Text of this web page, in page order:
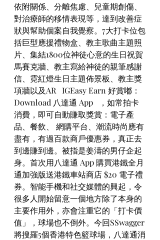
依附關係、分離焦慮、兒童期創傷、
對治療師的移情表現等，達到改善症
狀與幫助個案自我覺察。7大打卡位包
括巨型應援禮物盒、教主歌曲主題照
片、集結1800位神徒心意的生日祝賀
馬賽克牆、教主寫給神徒的親筆感謝
信、霓紅燈生日主題佈景板、教主獎
項牆以及AR   IGEasy Earn 好賞嘟：
Download 八達通 App   ，如常拍卡
消費，即可自動賺取獎賞：電子產
品、餐飲、 網購平台、潮流時尚應有
盡有，有過百款商戶優惠券，真正去
到邊賺到邊。被指是姜濤的男仔企起
身。首次用八達通 App 購買港鐵全月
通加強版送港鐵車站商店 $20 電子禮
券。智能手機和社交媒體的興起，令
很多人開始留意一個地方除了本身的
主要作用外，亦會注重它的「打卡價
值」，球場也不倒外。今回SSwagger
將搜羅5個香港特色籃球場，八達通消